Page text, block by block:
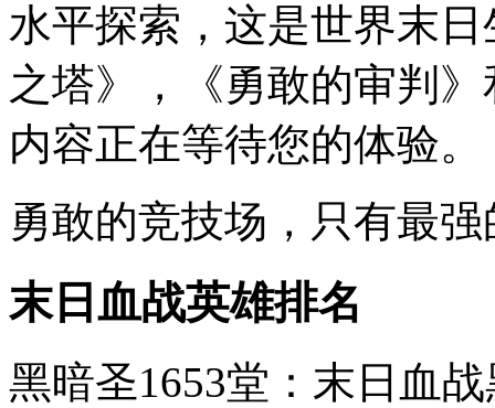
水平探索，这是世界末
之塔》，《勇敢的审判
内容正在等待您的体验。
勇敢的竞技场，只有最
末日血战英雄排名
黑暗圣1653堂：末日血